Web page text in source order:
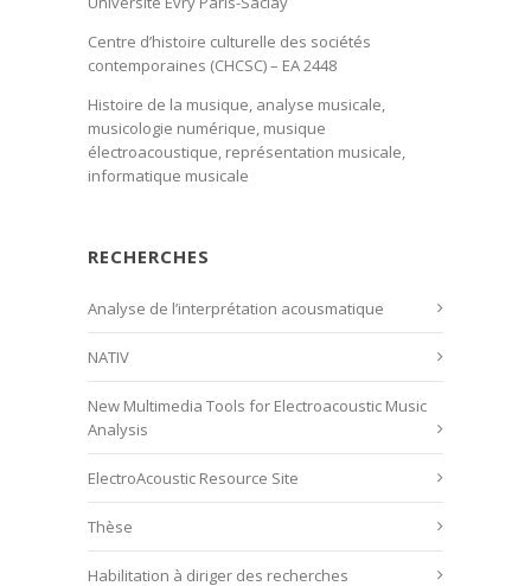
Centre d’histoire culturelle des sociétés
contemporaines (CHCSC) – EA 2448
Histoire de la musique, analyse musicale,
musicologie numérique, musique
électroacoustique, représentation musicale,
informatique musicale
RECHERCHES
Analyse de l’interprétation acousmatique
NATIV
New Multimedia Tools for Electroacoustic Music
Analysis
ElectroAcoustic Resource Site
Thèse
Habilitation à diriger des recherches